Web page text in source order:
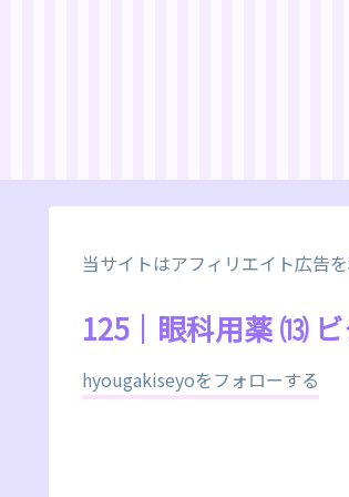
当サイトはアフィリエイト広告
125｜眼科用薬 ⒀
hyougakiseyoをフォローする